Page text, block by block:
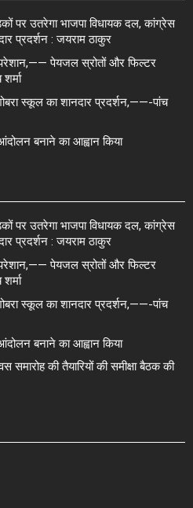
पर उतरेगा भाजपा विधायक दल, कांग्रेस
प्रदर्शन : जयराम ठाकुर
पेयजल स्रोतों और फिल्टर
स्कूल का शानदार प्रदर्शन,——-पांच
बनाने का आह्वान किया
पर उतरेगा भाजपा विधायक दल, कांग्रेस
प्रदर्शन : जयराम ठाकुर
पेयजल स्रोतों और फिल्टर
स्कूल का शानदार प्रदर्शन,——-पांच
बनाने का आह्वान किया
समारोह की तैयारियों की समीक्षा बैठक की